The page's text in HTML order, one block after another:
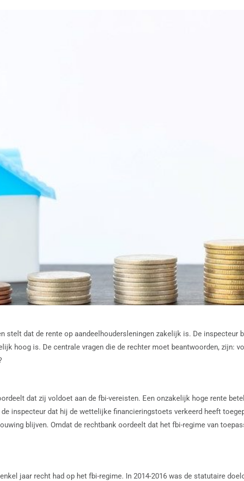
stelt dat de rente op aandeelhoudersleningen zakelijk is. De
hoog is. De centrale vragen die de rechter moet beantwoorden, zijn:
dat zij voldoet aan de fbi-vereisten. Een onzakelijk hoge rente
inspecteur dat hij de wettelijke financieringstoets verkeerd heeft
blijven. Omdat de rechtbank oordeelt dat het fbi-regime van
jaar recht had op het fbi-regime. In 2014-2016 was de statutaire